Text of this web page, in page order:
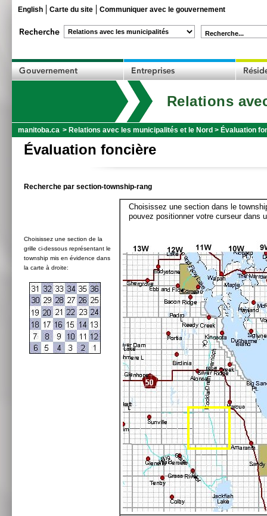
English Carte du site Communiquer avec le gouvernement
Recherche...
Relations
manitoba.ca > Relations avec les municipalités et le Nord > Évaluation
Évaluation foncière
Recherche par section-township-rang
Choisissez une section de la
grille ci-dessous représentant le
township mis en évidence dans
la carte à droite:
Choisissez une section dans le
pouvez positionner votre curseur dans